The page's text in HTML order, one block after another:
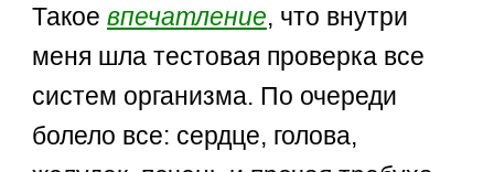
Такоевпечатление, что внутри
меня шла тестовая проверка все
систем организма. По очереди
болело все: сердце, голова,